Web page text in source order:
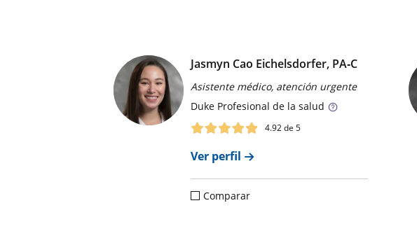
Jasmyn Cao Eichelsdorfer, PA‑C
Asistente médico, atención urgente
Duke Profesional de la salud
4.92de 5
Ver perfil
Comparar